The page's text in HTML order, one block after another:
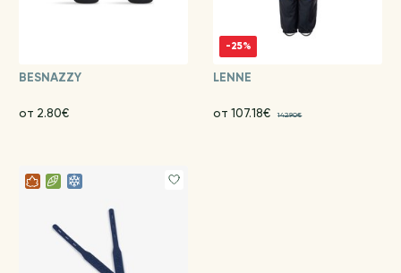
BESNAZZY
от 2.80€
-25%
LENNE
от 107.18€ 142.90€